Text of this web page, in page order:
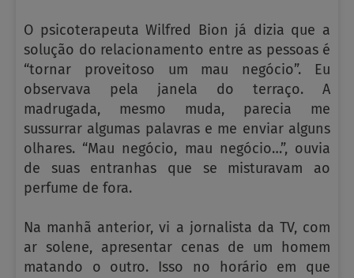
O psicoterapeuta Wilfred Bion já dizia que a
solução do relacionamento entre as pessoas é
“tornar proveitoso um mau negócio”. Eu
observava pela janela do terraço. A
madrugada, mesmo muda, parecia me
sussurrar algumas palavras e me enviar alguns
olhares. “Mau negócio, mau negócio…”, ouvia
de suas entranhas que se misturavam ao
perfume de fora.
Na manhã anterior, vi a jornalista da TV, com
ar solene, apresentar cenas de um homem
matando o outro. Isso no horário em que